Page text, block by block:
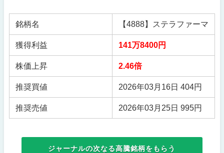
銘柄名 【4888】ステラファーマ
獲得利益 141万8400円
株価上昇 2.46倍
推奨買値 2026年03月16日 404円
推奨売値 2026年03月25日 995円
ジャーナルの次なる高騰銘柄をもらう